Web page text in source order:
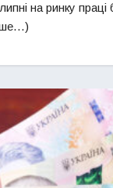
на ринку праці